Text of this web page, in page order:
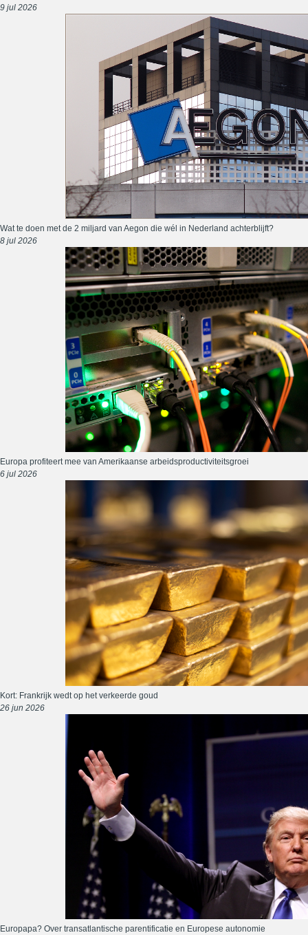
9 jul 2026
Wat te doen met de 2 miljard van Aegon die wél in Nederland achterblijft?
8 jul 2026
Europa profiteert mee van Amerikaanse arbeidsproductiviteitsgroei
6 jul 2026
Kort: Frankrijk wedt op het verkeerde goud
26 jun 2026
Europapa? Over transatlantische parentificatie en Europese autonomie